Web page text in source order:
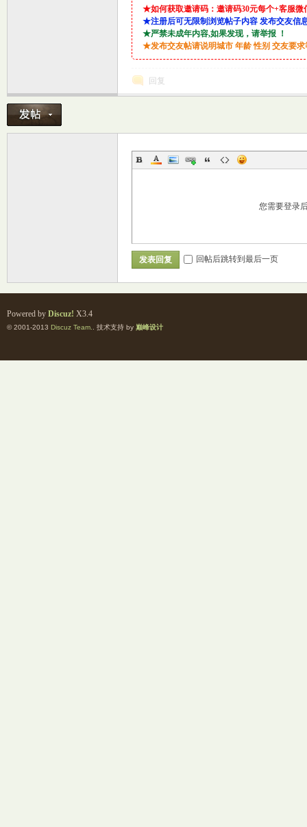
★如何获取邀请码：邀请码30元每个+客服微
★注册后可无限制浏览帖子内容 发布交友信
★严禁未成年内容,如果发现，请举报 ！
★发布交友帖请说明城市 年龄 性别 交友要求
回复
您需要登录
发表回复 回帖后跳转到最后一页
Powered by Discuz! X3.4
© 2001-2013 Discuz Team. . 技术支持 by 巅峰设计